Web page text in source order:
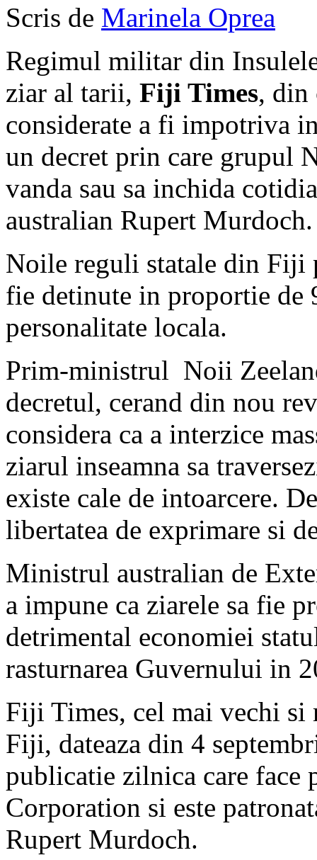
Scris de Marinela Oprea
Regimul militar din
ziar al tarii, Fiji Times, din
considerate a fi impotriva
un decret prin care grupul
vanda sau sa inchida
australian Rupert Murdoch.
Noile reguli statale din Fiji
fie detinute in proportie de
personalitate locala.
Prim-ministrul Noii
decretul, cerand din nou
considera ca a interzice
ziarul inseamna sa
existe cale de intoarcere.
libertatea de exprimare si
Ministrul australian de
a impune ca ziarele sa fie
detrimental economiei
rasturnarea Guvernului in
Fiji Times, cel mai vechi
Fiji, dateaza din 4
publicatie zilnica care face
Corporation si este
Rupert Murdoch.